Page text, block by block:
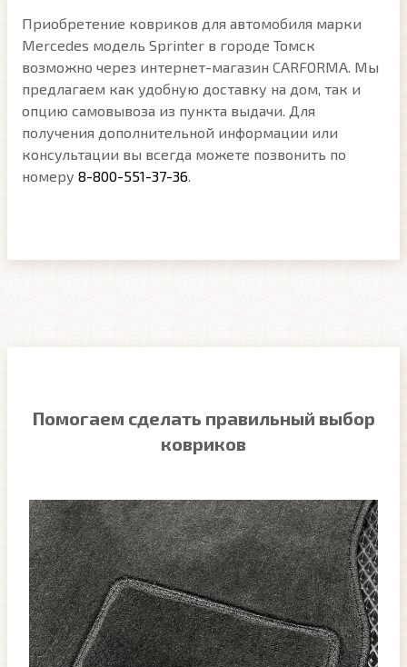
Приобретение ковриков для автомобиля марки
Mercedes модель Sprinter в городе Томск
возможно через интернет-магазин CARFORMA. Мы
предлагаем как удобную доставку на дом, так и
опцию самовывоза из пункта выдачи. Для
получения дополнительной информации или
консультации вы всегда можете позвонить по
номеру 8-800-551-37-36.
Помогаем сделать правильный выбор
ковриков